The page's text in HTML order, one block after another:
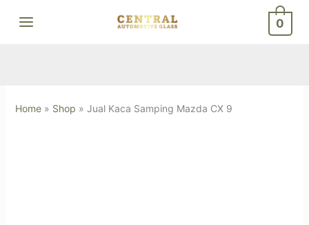
0
Home» Shop » Jual Kaca Samping Mazda CX 9